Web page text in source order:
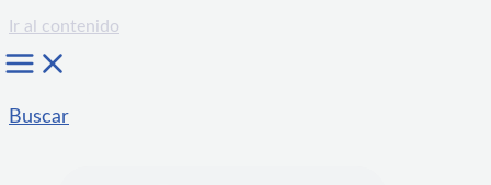
Ir al contenido
Buscar